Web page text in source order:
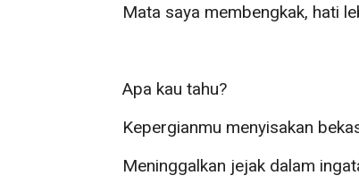
Mata saya membengkak, hati
Apa kau tahu?
Kepergianmu menyisakan
Meninggalkan jejak dalam